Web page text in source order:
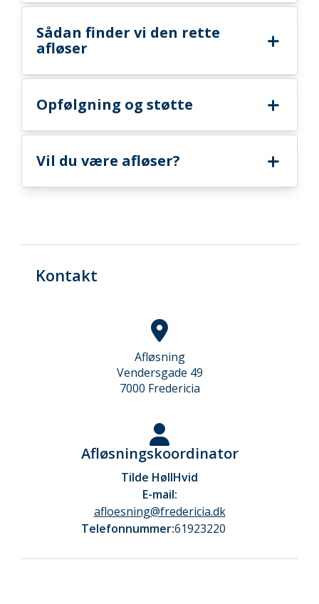
Sådan finder vi den rette
afløser
Opfølgning og støtte
Vil du være afløser?
Kontakt
Afløsning
Vendersgade 49
7000 Fredericia
Afløsningskoordinator
Tilde HøllHvid
E-mail:
afloesning@fredericia.dk
Telefonnummer:61923220